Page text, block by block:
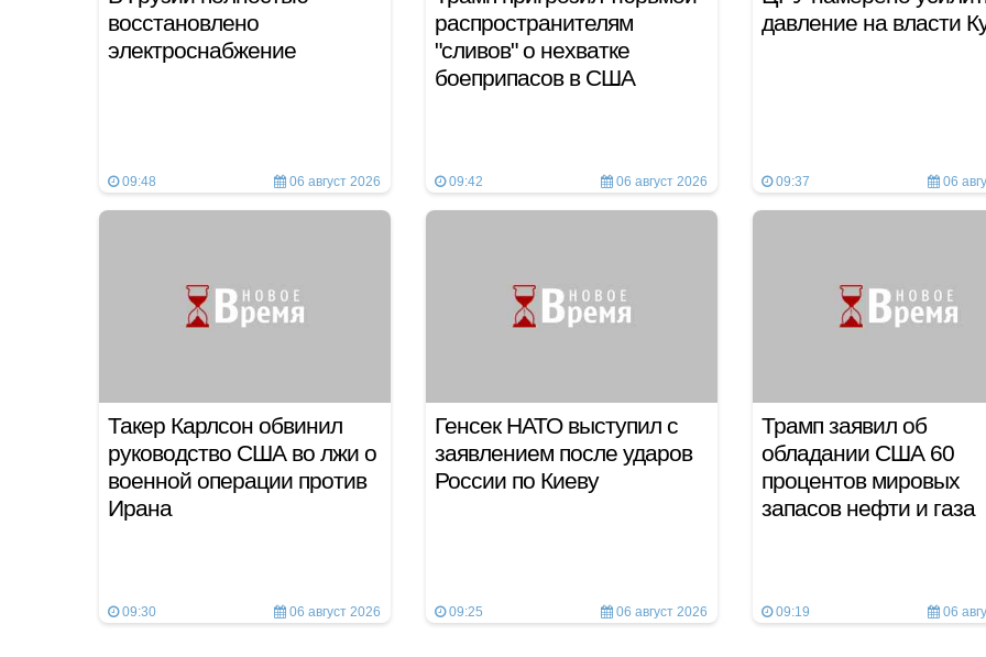
восстановлено
электроснабжение
09:48 06 август 2026
распространителям
"сливов" о нехватке
боеприпасов в США
09:42 06 август 2026
давление на власти
09:37 06
Такер Карлсон обвинил
руководство США во лжи о
военной операции против
Ирана
09:30 06 август 2026
Генсек НАТО выступил с
заявлением после ударов
России по Киеву
09:25 06 август 2026
Трамп заявил об
обладании США 60
процентов мировых
запасов нефти и газа
09:19 06